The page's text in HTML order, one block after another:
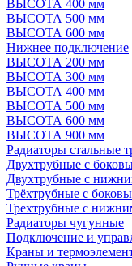
ВЫСОТА 400 мм
ВЫСОТА 500 мм
ВЫСОТА 600 мм
Нижнее подключение
ВЫСОТА 200 мм
ВЫСОТА 300 мм
ВЫСОТА 400 мм
ВЫСОТА 500 мм
ВЫСОТА 600 мм
ВЫСОТА 900 мм
Радиаторы стальные
Двухтрубные с
Двухтрубные с
Трёхтрубные с
Трехтрубные с
Радиаторы чугунные
Подключение и
Краны и